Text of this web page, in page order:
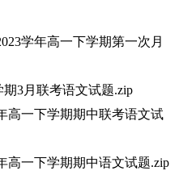
学年高一下学期第一次月
3月联考语文试题.zip
一下学期期中联考语文试
一下学期期中语文试题.zip